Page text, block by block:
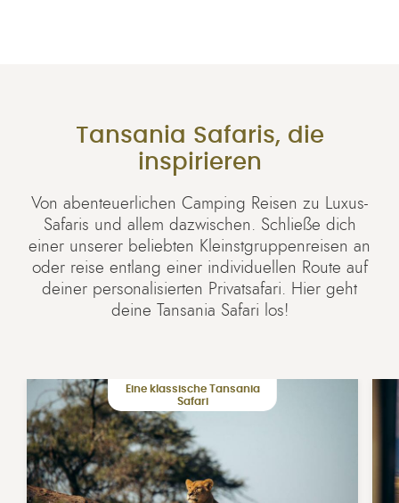
Tansania Safaris, die
inspirieren
Von abenteuerlichen Camping Reisen zu Luxus-
Safaris und allem dazwischen. Schließe dich
einer unserer beliebten Kleinstgruppenreisen an
oder reise entlang einer individuellen Route auf
deiner personalisierten Privatsafari. Hier geht
deine Tansania Safari los!
Eine klassische Tansania
Safari